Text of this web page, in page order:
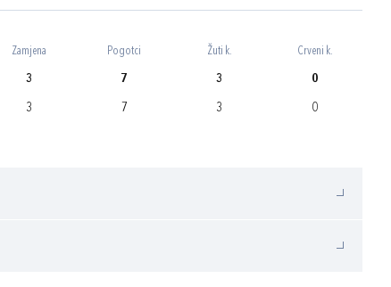
Zamjena Pogotci Žuti k. Crveni k.
3 7 3 0
3 7 3 0